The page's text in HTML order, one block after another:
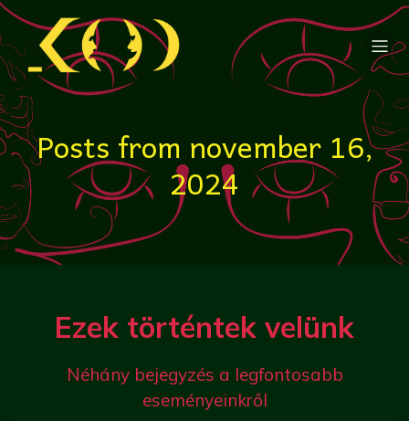
Posts from november 16,
2024
Ezek történtek velünk
Néhány bejegyzés a legfontosabb
eseményeinkről